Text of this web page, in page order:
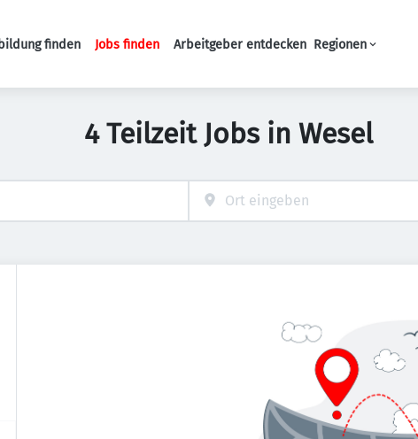
Haupt-Navigation
finden Jobs finden Arbeitgeber entdecken Regionen
4 Teilzeit Jobs in Wesel